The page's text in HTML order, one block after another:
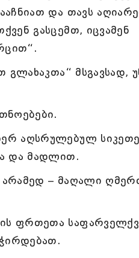
და თავს
გასცემთ, იცვამენ
მსგავსად,
აღსრულებულ
და მადლით.
– მაღალი
ფრთეთა